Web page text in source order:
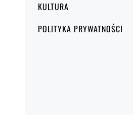
KULTURA
POLITYKA PRYWATNOŚCI